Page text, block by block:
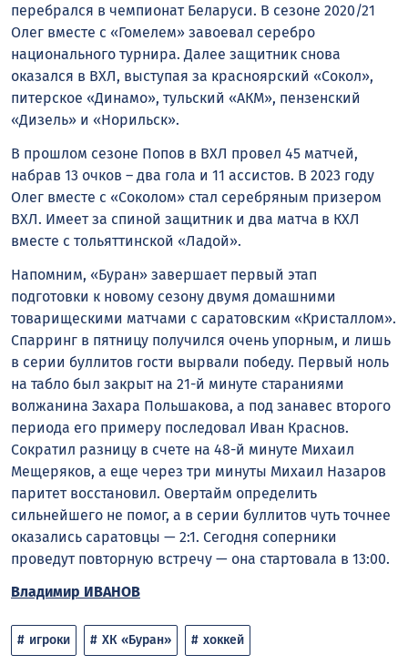
перебрался в чемпионат Беларуси. В сезоне 2020/21
Олег вместе с «Гомелем» завоевал серебро
национального турнира. Далее защитник снова
оказался в ВХЛ, выступая за красноярский «Сокол»,
питерское «Динамо», тульский «АКМ», пензенский
«Дизель» и «Норильск».
В прошлом сезоне Попов в ВХЛ провел 45 матчей,
набрав 13 очков – два гола и 11 ассистов. В 2023 году
Олег вместе с «Соколом» стал серебряным призером
ВХЛ. Имеет за спиной защитник и два матча в КХЛ
вместе с тольяттинской «Ладой».
Напомним, «Буран» завершает первый этап
подготовки к новому сезону двумя домашними
товарищескими матчами с саратовским «Кристаллом».
Спарринг в пятницу получился очень упорным, и лишь
в серии буллитов гости вырвали победу. Первый ноль
на табло был закрыт на 21-й минуте стараниями
волжанина Захара Польшакова, а под занавес второго
периода его примеру последовал Иван Краснов.
Сократил разницу в счете на 48-й минуте Михаил
Мещеряков, а еще через три минуты Михаил Назаров
паритет восстановил. Овертайм определить
сильнейшего не помог, а в серии буллитов чуть точнее
оказались саратовцы — 2:1. Сегодня соперники
проведут повторную встречу — она стартовала в 13:00.
Владимир ИВАНОВ
игроки ХК «Буран» хоккей